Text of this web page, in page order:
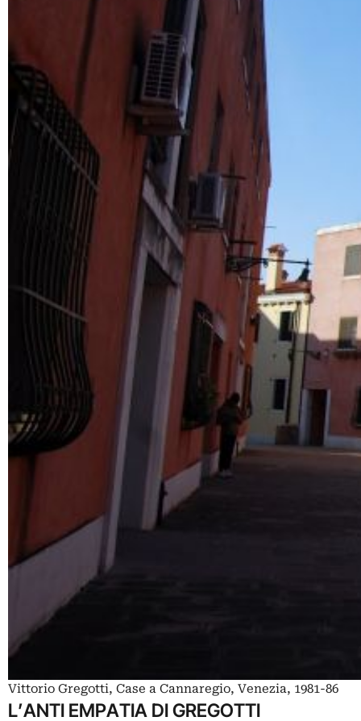
Vittorio Gregotti, Case a Cannaregio, Venezia, 1981-86
L’ANTI EMPATIA DI GREGOTTI